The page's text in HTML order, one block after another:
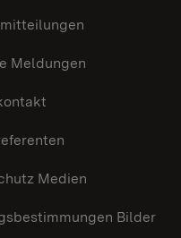
Meldungen
Medien
Bilder